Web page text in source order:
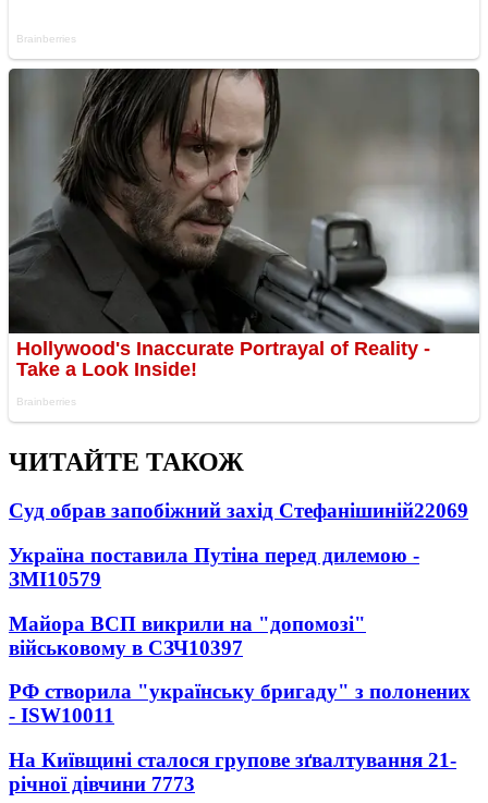
ЧИТАЙТЕ ТАКОЖ
Суд обрав запобіжний захід Стефанішиній22069
Україна поставила Путіна перед дилемою -
ЗМІ10579
Майора ВСП викрили на "допомозі"
військовому в СЗЧ10397
РФ створила "українську бригаду" з полонених
- ISW10011
На Київщині сталося групове зґвалтування 21-
річної дівчини 7773